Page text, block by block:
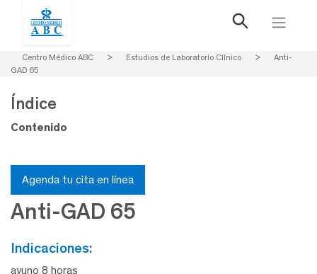
Centro Médico ABC > Estudios de Laboratorio Clínico >
Anti-
GAD 65
Anti-GAD 65
indicaciones:
ayuno 8 horas
Índice
Contenido
Agenda tu cita en línea